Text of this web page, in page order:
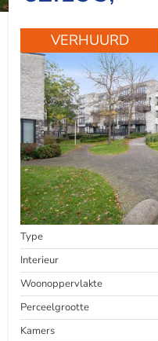
VERHUURD
Type
Interieur
Woonoppervlakte
Perceelgrootte
Kamers